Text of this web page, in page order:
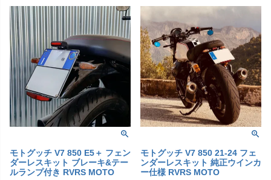
モトグッチ V7 850 E5＋ フェン
ダーレスキット ブレーキ&テー
ルランプ付き RVRS MOTO
モトグッチ V7 850 21-24 フェ
ンダーレスキット 純正ウインカ
ー仕様 RVRS MOTO